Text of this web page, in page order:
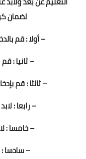
لضمان
– أولا : قم
– ثانيا :
– ثالثا : قم
– رابعا :
– خامسا :
– سادسا